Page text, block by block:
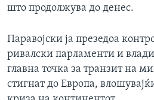
што продолжува до денес.
Паравојски ја презедоа
ривалски парламенти и
главна точка за транзит на
стигнат до Европа,